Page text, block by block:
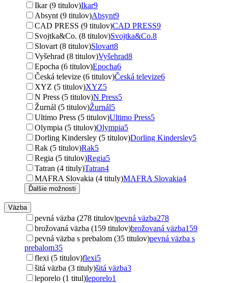
Ikar (9 titulov)Ikar9
Absynt (9 titulov)Absynt9
CAD PRESS (9 titulov)CAD PRESS9
Svojtka&Co. (8 titulov)Svojtka&Co.8
Slovart (8 titulov)Slovart8
Vyšehrad (8 titulov)Vyšehrad8
Epocha (6 titulov)Epocha6
Česká televize (6 titulov)Česká televize6
XYZ (5 titulov)XYZ5
N Press (5 titulov)N Press5
Žurnál (5 titulov)Žurnál5
Ultimo Press (5 titulov)Ultimo Press5
Olympia (5 titulov)Olympia5
Dorling Kindersley (5 titulov)Dorling Kindersley5
Rak (5 titulov)Rak5
Regia (5 titulov)Regia5
Tatran (4 tituly)Tatran4
MAFRA Slovakia (4 tituly)MAFRA Slovakia4
Ďalšie možnosti
Väzba
pevná väzba (278 titulov)pevná väzba278
brožovaná väzba (159 titulov)brožovaná väzba159
pevná väzba s prebalom (35 titulov)pevná väzba s
prebalom35
flexi (5 titulov)flexi5
šitá väzba (3 tituly)šitá väzba3
leporelo (1 titul)leporelo1